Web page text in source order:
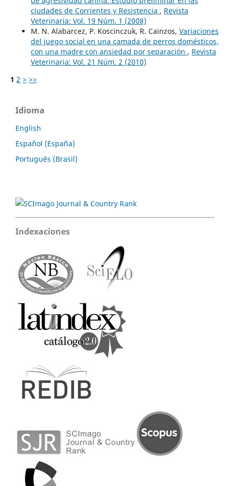
ciudades de Corrientes y Resistencia , Revista
Veterinaria: Vol. 19 Núm. 1 (2008)
M. N. Alabarcez, P. Koscinczuk, R. Cainzos, Variaciones
del juego social en una camada de perros domésticos,
con una madre con ansiedad por separación , Revista
Veterinaria: Vol. 21 Núm. 2 (2010)
1 2 > >>
Idioma
English
Español (España)
Português (Brasil)
Indexaciones